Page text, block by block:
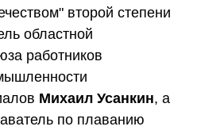
второй степени
областной
работников
Михаил Усанкин, а
по плаванию